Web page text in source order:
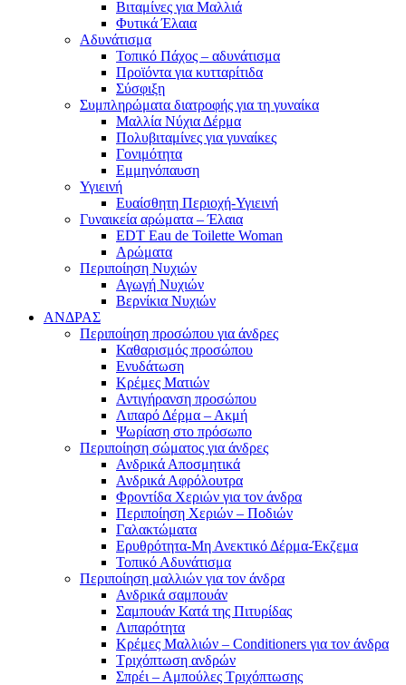
Βιταμίνες για Μαλλιά
Φυτικά Έλαια
Αδυνάτισμα
Τοπικό Πάχος – αδυνάτισμα
Προϊόντα για κυτταρίτιδα
Σύσφιξη
Συμπληρώματα διατροφής για τη γυναίκα
Μαλλία Νύχια Δέρμα
Πολυβιταμίνες για γυναίκες
Γονιμότητα
Εμμηνόπαυση
Υγιεινή
Ευαίσθητη Περιοχή-Υγιεινή
Γυναικεία αρώματα – Έλαια
EDT Eau de Toilette Woman
Αρώματα
Περιποίηση Νυχιών
Αγωγή Νυχιών
Βερνίκια Νυχιών
ΑΝΔΡΑΣ
Περιποίηση προσώπου για άνδρες
Καθαρισμός προσώπου
Ενυδάτωση
Κρέμες Ματιών
Αντιγήρανση προσώπου
Λιπαρό Δέρμα – Ακμή
Ψωρίαση στο πρόσωπο
Περιποίηση σώματος για άνδρες
Ανδρικά Αποσμητικά
Ανδρικά Αφρόλουτρα
Φροντίδα Χεριών για τον άνδρα
Περιποίηση Χεριών – Ποδιών
Γαλακτώματα
Ερυθρότητα-Μη Ανεκτικό Δέρμα-Έκζεμα
Τοπικό Αδυνάτισμα
Περιποίηση μαλλιών για τον άνδρα
Ανδρικά σαμπουάν
Σαμπουάν Κατά της Πιτυρίδας
Λιπαρότητα
Κρέμες Μαλλιών – Conditioners για τον άνδρα
Τριχόπτωση ανδρών
Σπρέι – Αμπούλες Τριχόπτωσης